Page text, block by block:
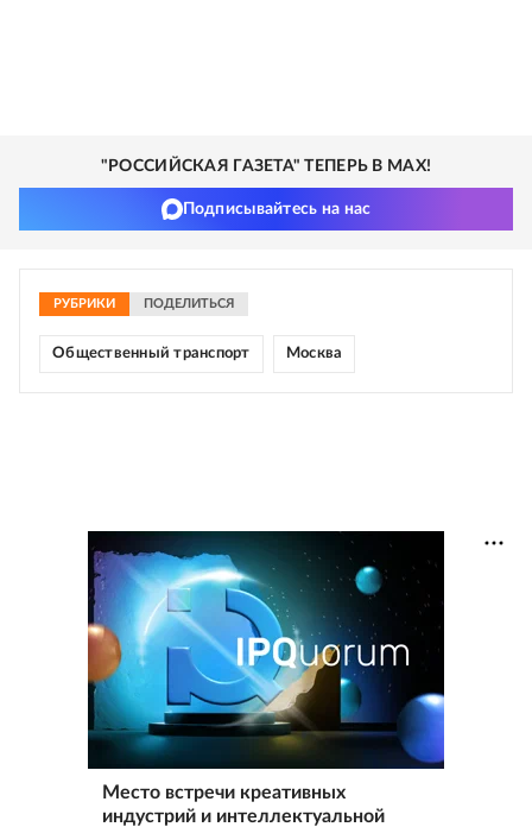
"РОССИЙСКАЯ ГАЗЕТА" ТЕПЕРЬ В MAX!
Подписывайтесь на нас
РУБРИКИ ПОДЕЛИТЬСЯ
Общественный транспорт Москва
Место встречи креативных
индустрий и интеллектуальной